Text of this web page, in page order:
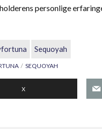
personlige
Sequoyah
SEQUOYAH
X